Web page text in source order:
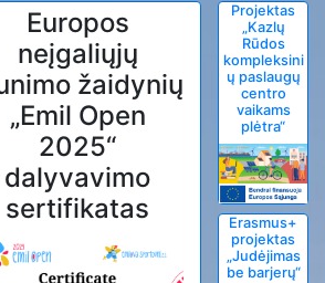
Europos
neįgaliųjų
žaidynių
„Emil Open
2025“
dalyvavimo
sertifikatas
Projektas
„Kazlų
Rūdos
kompleksini
ų paslaugų
centro
vaikams
plėtra“
Erasmus+
projektas
„Judėjimas
be barjerų“